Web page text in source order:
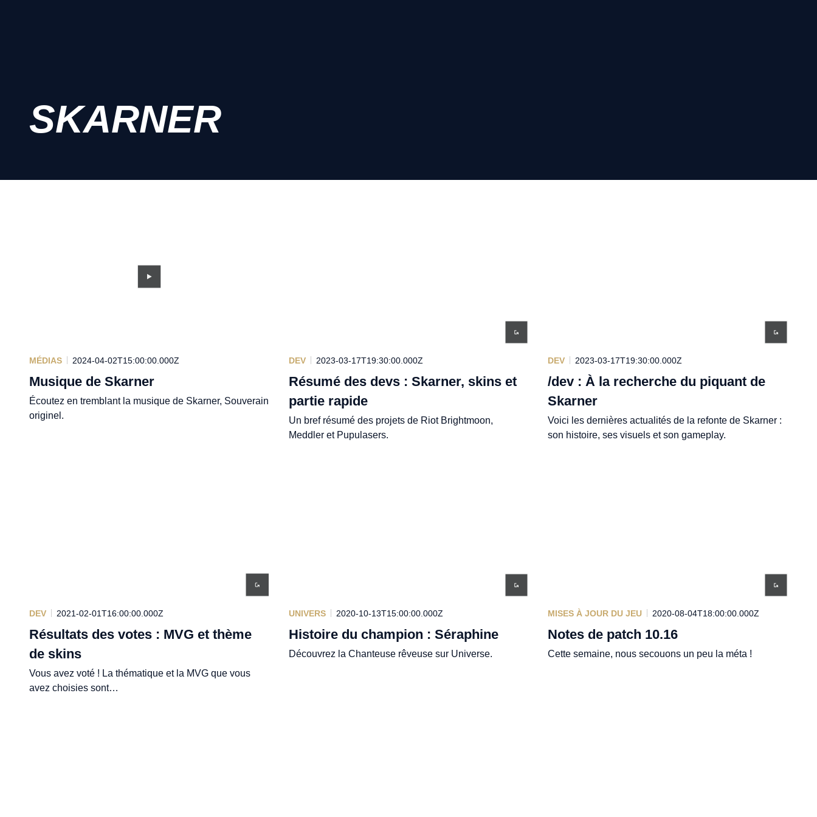
SKARNER
MÉDIAS 2024-04-02T15:00:00.000Z
Musique de Skarner
Écoutez en tremblant la musique de Skarner, Souverain
originel.
DEV 2023-03-17T19:30:00.000Z
Résumé des devs : Skarner, skins et
partie rapide
Un bref résumé des projets de Riot Brightmoon,
Meddler et Pupulasers.
DEV 2023-03-17T19:30:00.000Z
/dev : À la recherche du piquant de
Skarner
Voici les dernières actualités de la refonte de Skarner :
son histoire, ses visuels et son gameplay.
DEV 2021-02-01T16:00:00.000Z
Résultats des votes : MVG et thème
de skins
Vous avez voté ! La thématique et la MVG que vous
avez choisies sont…
UNIVERS 2020-10-13T15:00:00.000Z
Histoire du champion : Séraphine
Découvrez la Chanteuse rêveuse sur Universe.
MISES À JOUR DU JEU 2020-08-04T18:00:00.000Z
Notes de patch 10.16
Cette semaine, nous secouons un peu la méta !